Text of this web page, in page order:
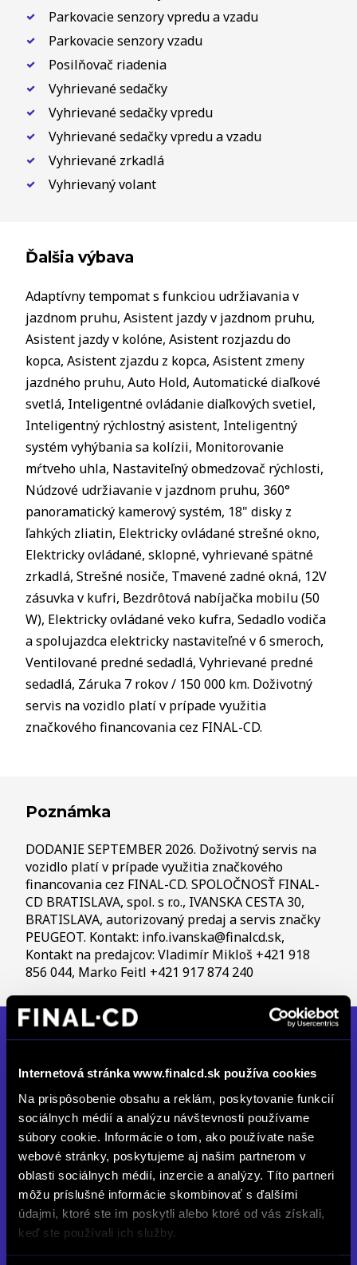
Internetová stránka www.finalcd.sk používa cookies
Na prispôsobenie obsahu a reklám, poskytovanie funkcií
sociálnych médií a analýzu návštevnosti používame
súbory cookie. Informácie o tom, ako používate naše
webové stránky, poskytujeme aj našim partnerom v
oblasti sociálnych médií, inzercie a analýzy. Títo partneri
môžu príslušné informácie skombinovať s ďalšími
údajmi, ktoré ste im poskytli alebo ktoré od vás získali,
keď ste používali ich služby.
Parkovacie senzory vpredu a vzadu
Parkovacie senzory vzadu
Posilňovač riadenia
Vyhrievané sedačky
Vyhrievané sedačky vpredu
Vyhrievané sedačky vpredu a vzadu
Vyhrievané zrkadlá
Vyhrievaný volant
Ďalšia výbava
Adaptívny tempomat s funkciou udržiavania v
jazdnom pruhu, Asistent jazdy v jazdnom pruhu,
Asistent jazdy v kolóne, Asistent rozjazdu do
kopca, Asistent zjazdu z kopca, Asistent zmeny
jazdného pruhu, Auto Hold, Automatické diaľkové
svetlá, Inteligentné ovládanie diaľkových svetiel,
Inteligentný rýchlostný asistent, Inteligentný
systém vyhýbania sa kolízii, Monitorovanie
mŕtveho uhla, Nastaviteľný obmedzovač rýchlosti,
Núdzové udržiavanie v jazdnom pruhu, 360°
panoramatický kamerový systém, 18" disky z
ľahkých zliatin, Elektricky ovládané strešné okno,
Elektricky ovládané, sklopné, vyhrievané spätné
zrkadlá, Strešné nosiče, Tmavené zadné okná, 12V
zásuvka v kufri, Bezdrôtová nabíjačka mobilu (50
W), Elektricky ovládané veko kufra, Sedadlo vodiča
a spolujazdca elektricky nastaviteľné v 6 smeroch,
Ventilované predné sedadlá, Vyhrievané predné
sedadlá, Záruka 7 rokov / 150 000 km. Doživotný
servis na vozidlo platí v prípade využitia
značkového financovania cez FINAL-CD.
Poznámka
DODANIE SEPTEMBER 2026. Doživotný servis na
vozidlo platí v prípade využitia značkového
financovania cez FINAL-CD. SPOLOČNOSŤ FINAL-
CD BRATISLAVA, spol. s r.o., IVANSKA CESTA 30,
BRATISLAVA, autorizovaný predaj a servis značky
PEUGEOT. Kontakt: info.ivanska@finalcd.sk,
Kontakt na predajcov: Vladimír Mikloš +421 918
856 044, Marko Feitl +421 917 874 240
FINAL-CD Bratislava
Ivanská cesta 30, 821 04 Bratislava
Zatvorené
Po až Pia: 08:00 - 17:00
So: 08:00 - 12:00
info.ivanska@finalcd.sk
+421 2 48 20 07 00